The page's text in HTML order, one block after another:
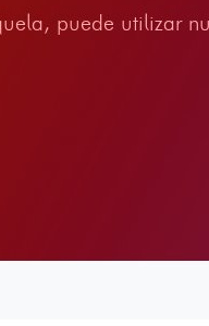
puede utilizar